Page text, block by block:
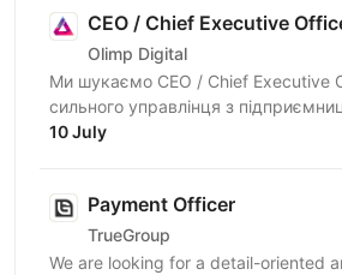
CEO / Chief Executive
Olimp Digital
Ми шукаємо CEO / Chief Executive
сильного управлінця з
мисленням, який зможе взяти на
10 July
Payment Officer
TrueGroup
We are looking for a detail-oriented